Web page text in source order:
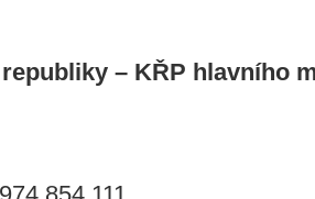
– KŘP hlavního